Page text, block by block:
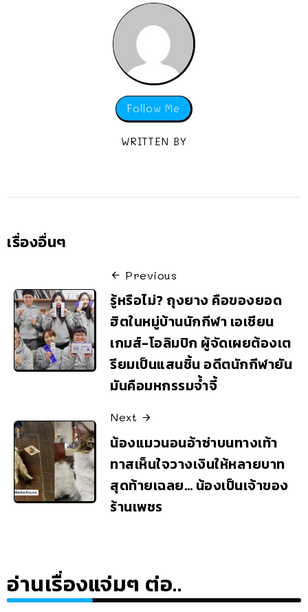
Follow Me
WRITTEN BY
เรื่องอื่นๆ
Previous
รู้หรือไม่? ถุงยาง คือของยอด
ฮิตในหมู่บ้านนักกีฬา เอเชียน
เกมส์-โอลิมปิก ผู้จัดเผยต้องเต
รียมเป็นแสนชิ้น อดีตนักกีฬายัน
มันคือมหกรรมจ้ำจี้
Next
น้องแมวนอนอ้าซ่าบนทางเท้า
ทาสเห็นใจวางเงินให้หลายบาท
สุดท้ายเฉลย… น้องเป็นเจ้าของ
ร้านเพชร
อ่านเรื่องแจ่มๆ ต่อ..